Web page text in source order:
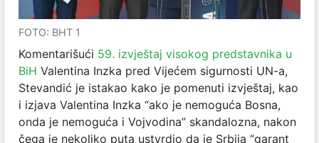
FOTO: BHT 1
Komentarišući 59. izvještaj visokog predstavnika u
BiH Valentina Inzka pred Vijećem sigurnosti UN-a,
Stevandić je istakao kako je pomenuti izvještaj, kao
i izjava Valentina Inzka “ako je nemoguća Bosna,
onda je nemoguća i Vojvodina” skandalozna, nakon
čega je nekoliko puta ustvrdio da je Srbija “garant